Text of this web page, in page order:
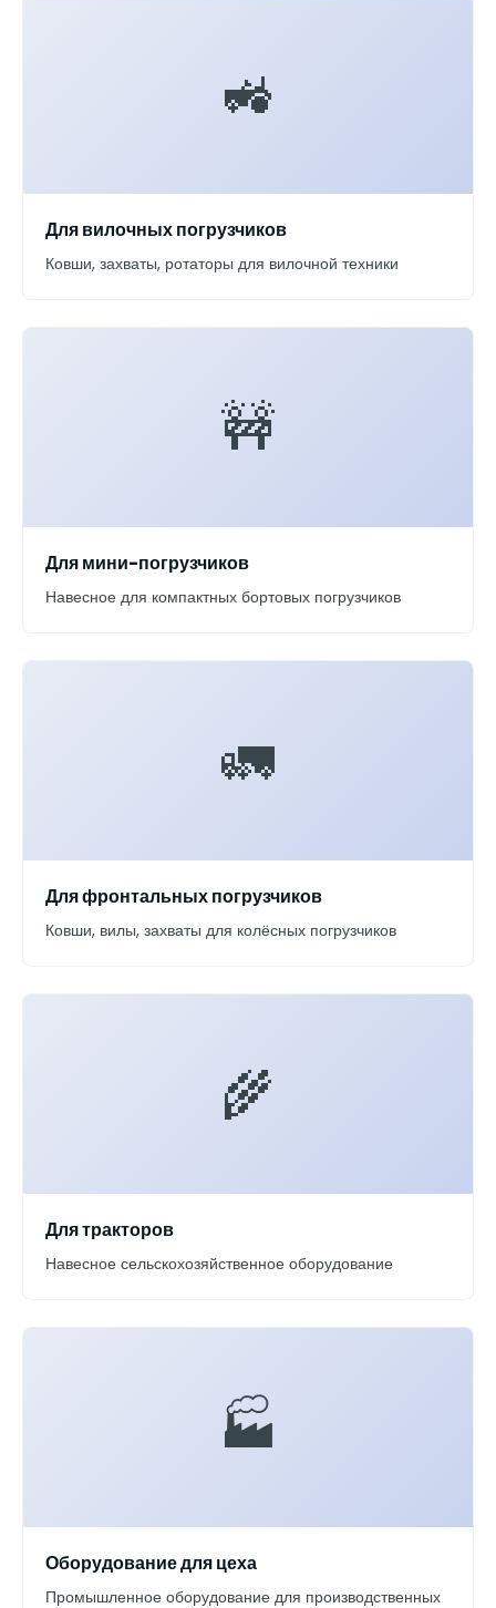
🚜
Для вилочных погрузчиков
Ковши, захваты, ротаторы для вилочной техники
🚧
Для мини-погрузчиков
Навесное для компактных бортовых погрузчиков
🚛
Для фронтальных погрузчиков
Ковши, вилы, захваты для колёсных погрузчиков
🌾
Для тракторов
Навесное сельскохозяйственное оборудование
🏭
Оборудование для цеха
Промышленное оборудование для производственных